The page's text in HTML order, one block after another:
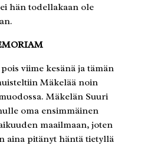
hän todellakaan ole
viime kesänä ja tämän
Mäkelää noin
Mäkelän Suuri
oma ensimmäinen
maailmaan, joten
aina pitänyt häntä tietyllä